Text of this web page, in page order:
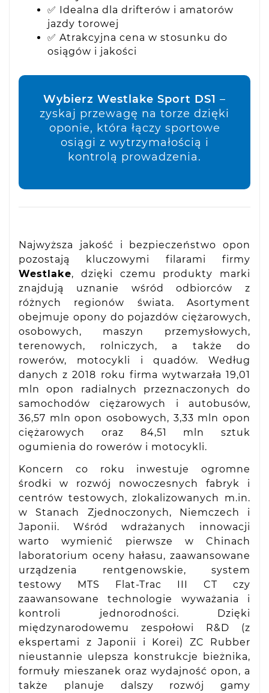
✅ Idealna dla drifterów i amatorów
jazdy torowej
✅ Atrakcyjna cena w stosunku do
osiągów i jakości
Wybierz Westlake Sport DS1 –
zyskaj przewagę na torze dzięki
oponie, która łączy sportowe
osiągi z wytrzymałością i
kontrolą prowadzenia.
Najwyższa jakość i bezpieczeństwo opon
pozostają kluczowymi filarami firmy
Westlake, dzięki czemu produkty marki
znajdują uznanie wśród odbiorców z
różnych regionów świata. Asortyment
obejmuje opony do pojazdów ciężarowych,
osobowych, maszyn przemysłowych,
terenowych, rolniczych, a także do
rowerów, motocykli i quadów. Według
danych z 2018 roku firma wytwarzała 19,01
mln opon radialnych przeznaczonych do
samochodów ciężarowych i autobusów,
36,57 mln opon osobowych, 3,33 mln opon
ciężarowych oraz 84,51 mln sztuk
ogumienia do rowerów i motocykli.
Koncern co roku inwestuje ogromne
środki w rozwój nowoczesnych fabryk i
centrów testowych, zlokalizowanych m.in.
w Stanach Zjednoczonych, Niemczech i
Japonii. Wśród wdrażanych innowacji
warto wymienić pierwsze w Chinach
laboratorium oceny hałasu, zaawansowane
urządzenia rentgenowskie, system
testowy MTS Flat-Trac III CT czy
zaawansowane technologie wyważania i
kontroli jednorodności. Dzięki
międzynarodowemu zespołowi R&D (z
ekspertami z Japonii i Korei) ZC Rubber
nieustannie ulepsza konstrukcje bieżnika,
formuły mieszanek oraz wydajność opon, a
także planuje dalszy rozwój gamy